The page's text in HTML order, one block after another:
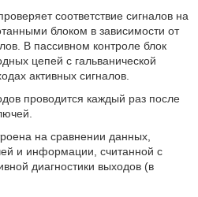
соответствие сигналов на
блоком в зависимости от
В пассивном контроле блок
цепей с гальванической
активных сигналов.
проводится каждый раз после
на сравнении данных,
и информации, считанной с
диагностики выходов (в